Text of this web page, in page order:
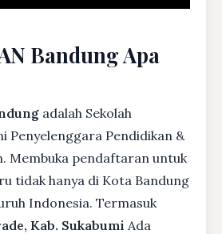
Bandung Apa
adalah Sekolah
Penyelenggara Pendidikan &
Membuka pendaftaran untuk
tidak hanya di Kota Bandung
Indonesia. Termasuk
Kab. Sukabumi Ada